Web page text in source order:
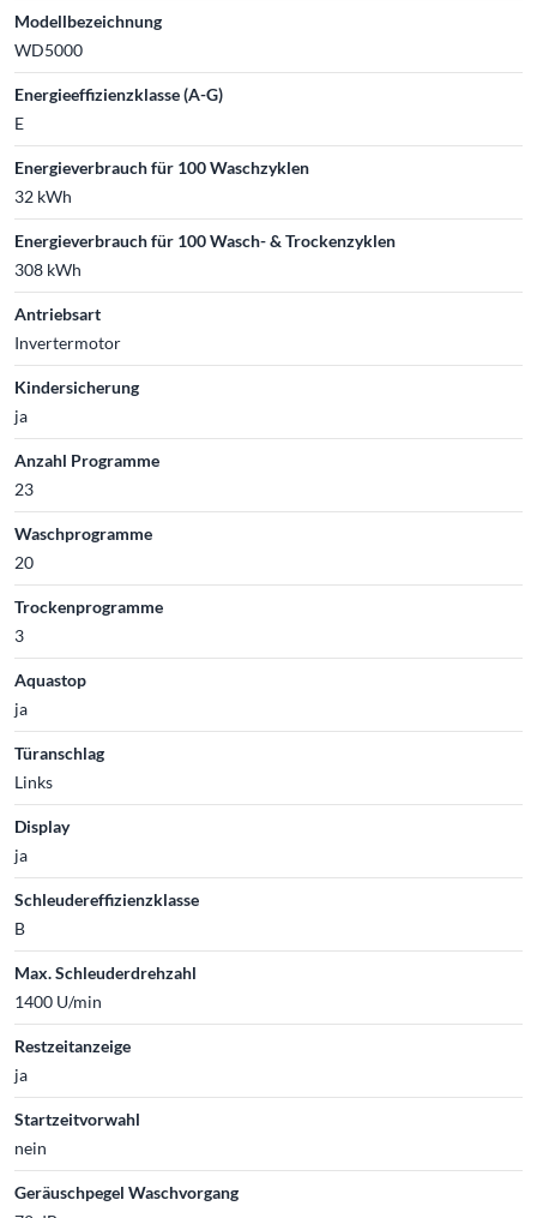
Modellbezeichnung
WD5000
Energieeffizienzklasse (A-G)
E
Energieverbrauch für 100 Waschzyklen
32 kWh
Energieverbrauch für 100 Wasch- & Trockenzyklen
308 kWh
Antriebsart
Invertermotor
Kindersicherung
ja
Anzahl Programme
23
Waschprogramme
20
Trockenprogramme
3
Aquastop
ja
Türanschlag
Links
Display
ja
Schleudereffizienzklasse
B
Max. Schleuderdrehzahl
1400 U/min
Restzeitanzeige
ja
Startzeitvorwahl
nein
Geräuschpegel Waschvorgang